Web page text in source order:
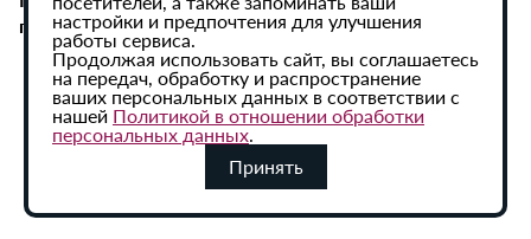
гиперссылка на ИА «Регион 64» обязательна.
настройки и предпочтения для улучшения
работы сервиса.
Продолжая использовать сайт, вы соглашаетесь
на передач, обработку и распространение
ваших персональных данных в соответствии с
нашей Политикой в отношении обработки
персональных данных.
Принять